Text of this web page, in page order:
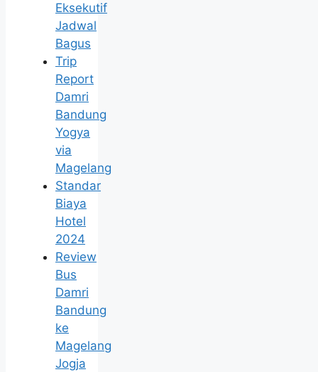
Eksekutif
Jadwal
Bagus
Trip
Report
Damri
Bandung
Yogya
via
Magelang
Standar
Biaya
Hotel
2024
Review
Bus
Damri
Bandung
ke
Magelang
Jogja